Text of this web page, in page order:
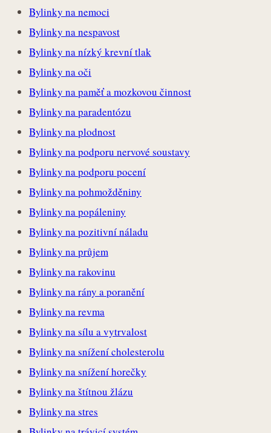
Bylinky na nemoci
Bylinky na nespavost
Bylinky na nízký krevní tlak
Bylinky na oči
Bylinky na paměť a mozkovou činnost
Bylinky na paradentózu
Bylinky na plodnost
Bylinky na podporu nervové soustavy
Bylinky na podporu pocení
Bylinky na pohmožděniny
Bylinky na popáleniny
Bylinky na pozitivní náladu
Bylinky na průjem
Bylinky na rakovinu
Bylinky na rány a poranění
Bylinky na revma
Bylinky na sílu a vytrvalost
Bylinky na snížení cholesterolu
Bylinky na snížení horečky
Bylinky na štítnou žlázu
Bylinky na stres